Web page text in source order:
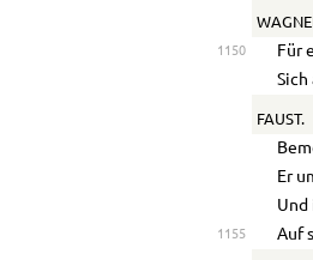
1150
Für
Sich
FAUST.
Er
Und
1155 Auf